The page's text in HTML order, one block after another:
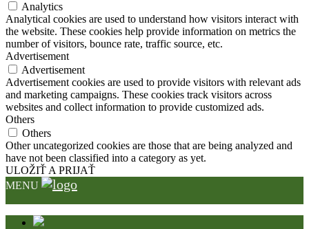
Analytics
Analytical cookies are used to understand how visitors interact with
the website. These cookies help provide information on metrics the
number of visitors, bounce rate, traffic source, etc.
Advertisement
Advertisement
Advertisement cookies are used to provide visitors with relevant ads
and marketing campaigns. These cookies track visitors across
websites and collect information to provide customized ads.
Others
Others
Other uncategorized cookies are those that are being analyzed and
have not been classified into a category as yet.
ULOŽIŤ A PRIJAŤ
MENU